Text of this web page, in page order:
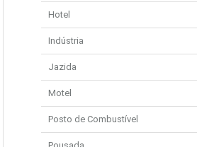
Hotel
Indústria
Jazida
Motel
Posto de Combustível